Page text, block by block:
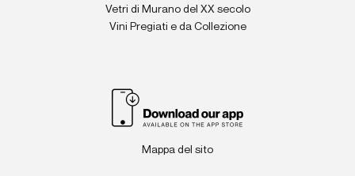
Vetri di Murano del XX secolo
Vini Pregiati e da Collezione
Mappa del sito